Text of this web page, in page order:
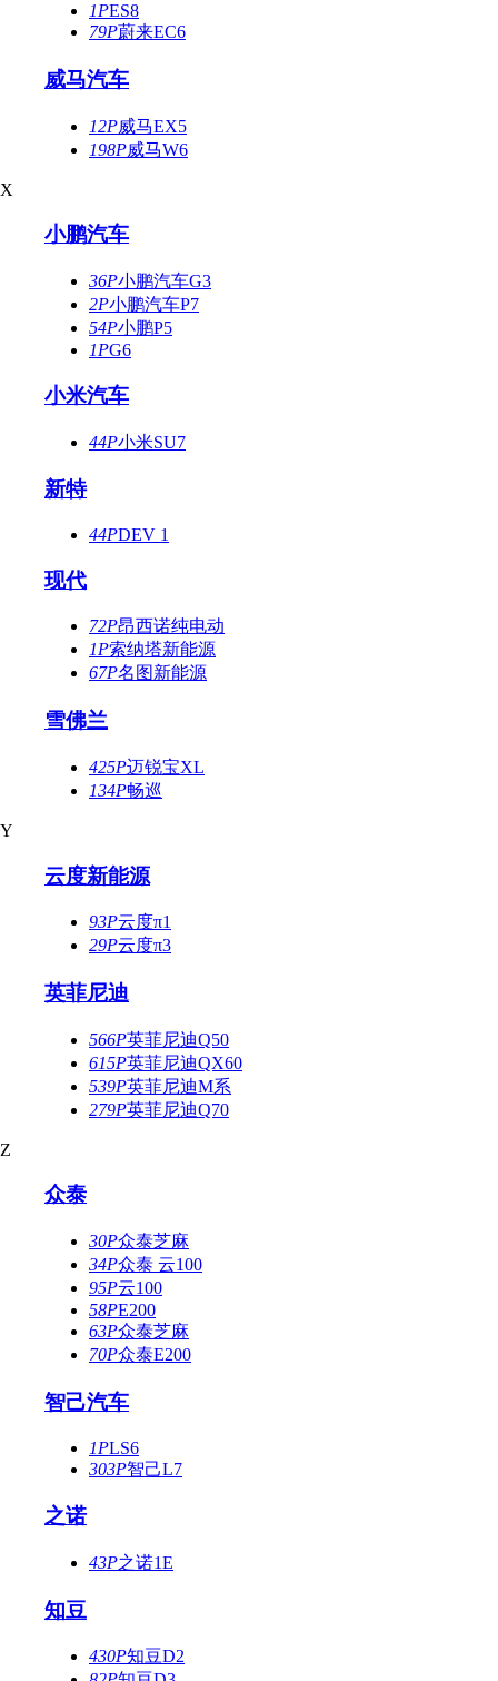
1PES8
79P蔚来EC6
威马汽车
12P威马EX5
198P威马W6
X
小鹏汽车
36P小鹏汽车G3
2P小鹏汽车P7
54P小鹏P5
1PG6
小米汽车
44P小米SU7
新特
44PDEV 1
现代
72P昂西诺纯电动
1P索纳塔新能源
67P名图新能源
雪佛兰
425P迈锐宝XL
134P畅巡
Y
云度新能源
93P云度π1
29P云度π3
英菲尼迪
566P英菲尼迪Q50
615P英菲尼迪QX60
539P英菲尼迪M系
279P英菲尼迪Q70
Z
众泰
30P众泰芝麻
34P众泰 云100
95P云100
58PE200
63P众泰芝麻
70P众泰E200
智己汽车
1PLS6
303P智己L7
之诺
43P之诺1E
知豆
430P知豆D2